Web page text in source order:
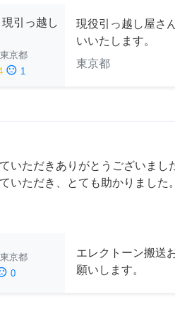
引っ越し
東京都
sentiment_dissatisfied 1
現役引っ越し屋さ
いいたします。
東京都
いただきありがとうございまし
いただき、とても助かりました
東京都
0
エレクトーン搬送
願いします。